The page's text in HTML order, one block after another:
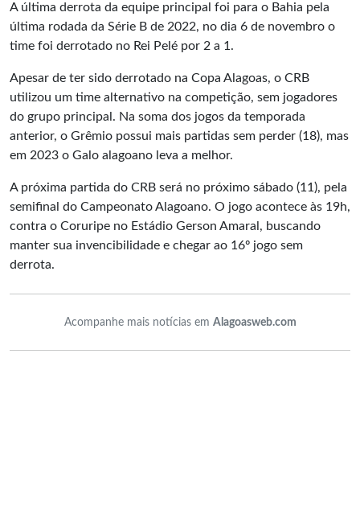
A última derrota da equipe principal foi para o Bahia pela
última rodada da Série B de 2022, no dia 6 de novembro o
time foi derrotado no Rei Pelé por 2 a 1.
Apesar de ter sido derrotado na Copa Alagoas, o CRB
utilizou um time alternativo na competição, sem jogadores
do grupo principal. Na soma dos jogos da temporada
anterior, o Grêmio possui mais partidas sem perder (18), mas
em 2023 o Galo alagoano leva a melhor.
A próxima partida do CRB será no próximo sábado (11), pela
semifinal do Campeonato Alagoano. O jogo acontece às 19h,
contra o Coruripe no Estádio Gerson Amaral, buscando
manter sua invencibilidade e chegar ao 16º jogo sem
derrota.
Acompanhe mais notícias em Alagoasweb.com